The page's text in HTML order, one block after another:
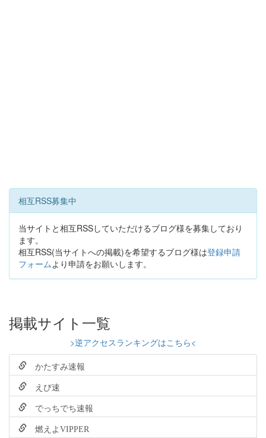
相互RSS募集中
当サイトと相互RSSしていただけるブログ様を募集しており
ます。
相互RSS(当サイトへの掲載)を希望するブログ様は登録申請
フォームより申請をお願いします。
掲載サイト一覧
>逆アクセスランキングはこちら<
かたすみ速報
えび速
でっちでち速報
燃えよVIPPER